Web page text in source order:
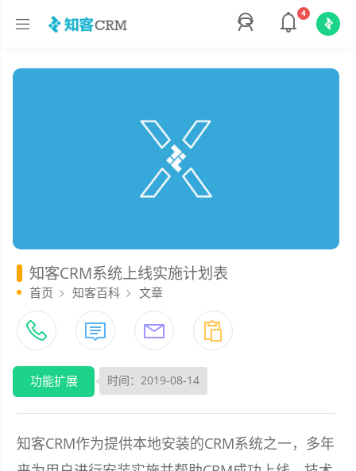
4
知客CRM系统上线实施计划表
首页 知客百科 文章
功能扩展 时间：2019-08-14
知客CRM作为提供本地安装的CRM系统之一，多年